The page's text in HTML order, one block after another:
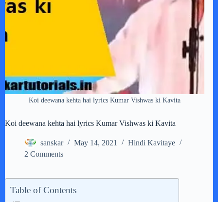
Koi deewana kehta hai lyrics Kumar Vishwas ki Kavita
Koi deewana kehta hai lyrics Kumar Vishwas ki Kavita
sanskar May 14, 2021
Hindi Kavitaye
2 Comments
Table of Contents